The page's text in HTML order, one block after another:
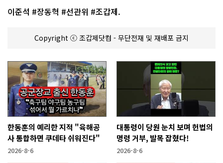
이준석 #장동혁 #선관위 #조갑제.
Copyright ⓒ 조갑제닷컴 - 무단전재 및 재배포 금지
한동훈의 예리한 지적 "육해공
사 통합하면 쿠데타 쉬워진다"
2026-8-6
대통령이 당원 눈치 보며 헌법의
명령 거부, 발목 잡혔다!
2026-8-6